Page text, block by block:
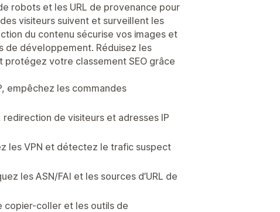
robots et les URL de provenance pour
visiteurs suivent et surveillent les
du contenu sécurise vos images et
développement. Réduisez les
votre classement SEO grâce
empêchez les commandes
de visiteurs et adresses IP
les VPN et détectez le trafic suspect
les ASN/FAI et les sources d’URL de
copier-coller et les outils de